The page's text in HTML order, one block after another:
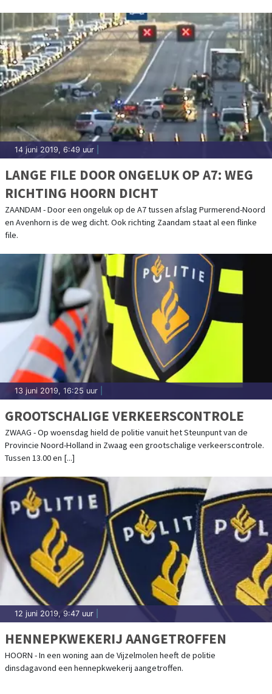
14 juni 2019, 6:49 uur
LANGE FILE DOOR ONGELUK OP A7: WEG
RICHTING HOORN DICHT
ZAANDAM - Door een ongeluk op de A7 tussen afslag Purmerend-Noord
en Avenhorn is de weg dicht. Ook richting Zaandam staat al een flinke
file.
13 juni 2019, 16:25 uur
GROOTSCHALIGE VERKEERSCONTROLE
ZWAAG - Op woensdag hield de politie vanuit het Steunpunt van de
Provincie Noord-Holland in Zwaag een grootschalige verkeerscontrole.
Tussen 13.00 en [...]
12 juni 2019, 9:47 uur
HENNEPKWEKERIJ AANGETROFFEN
HOORN - In een woning aan de Vijzelmolen heeft de politie
dinsdagavond een hennepkwekerij aangetroffen.